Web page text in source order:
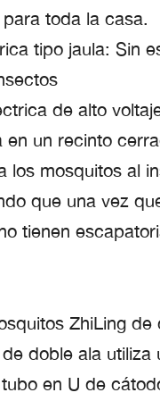
toda la casa.
tipo jaula: Sin
de alto
en un recinto
los mosquitos al
que una vez
tienen
ZhiLing de
doble ala utiliza
en U de